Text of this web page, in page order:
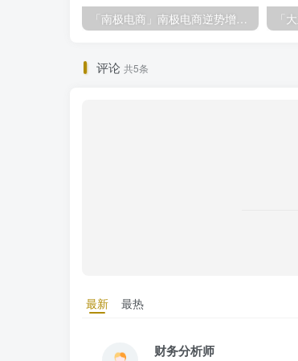
「南极电商」南极电商逆势增长，股价飙升背后的秘密武器！
评论 共5条
最新 最热
财务分析师